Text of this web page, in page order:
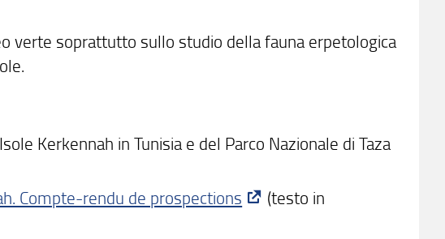
verte soprattutto sullo studio della fauna erpetologica
Kerkennah in Tunisia e del Parco Nazionale di Taza
Compte-rendu de prospections
(testo in